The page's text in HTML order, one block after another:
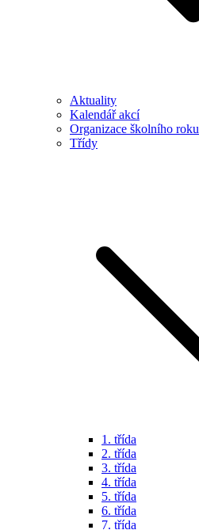
Aktuality
Kalendář akcí
Organizace školního roku
Třídy
1. třída
2. třída
3. třída
4. třída
5. třída
6. třída
7. třída